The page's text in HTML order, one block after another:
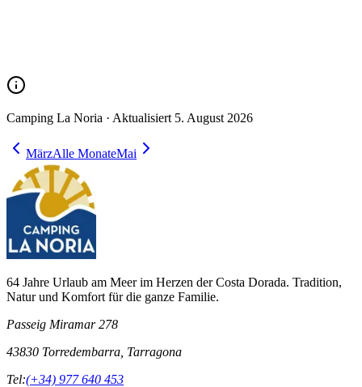
Camping La Noria · Aktualisiert 5. August 2026
MärzAlle MonateMai
64 Jahre Urlaub am Meer im Herzen der Costa Dorada. Tradition,
Natur und Komfort für die ganze Familie.
Passeig Miramar 278
43830 Torredembarra, Tarragona
Tel:(+34) 977 640 453